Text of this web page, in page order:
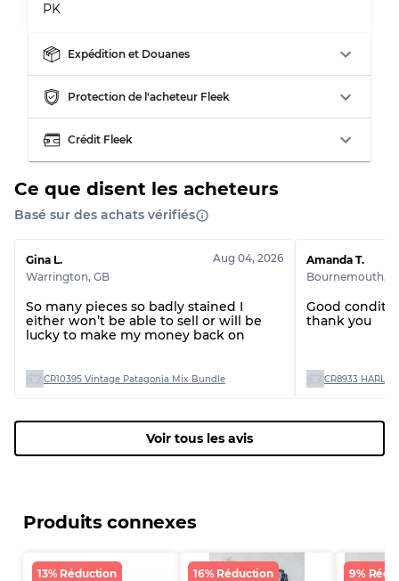
PK
Expédition et Douanes
Protection de l'acheteur Fleek
Crédit Fleek
Ce que disent les acheteurs
Basé sur des achats vérifiés
Gina L.
Warrington, GB
Aug 04, 2026
So many pieces so badly stained I
either won’t be able to sell or will be
lucky to make my money back on
CR10395 Vintage Patagonia Mix Bundle
Amanda T.
Bournemouth,
Good
thank you
CR8933
Voir tous les avis
Produits connexes
13% Réduction 16% Réduction 9%